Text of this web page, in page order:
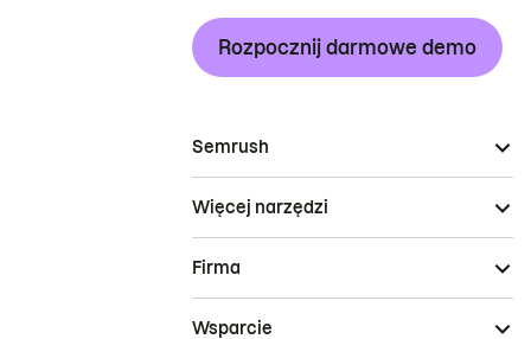
Rozpocznij darmowe demo
Semrush
Więcej narzędzi
Firma
Wsparcie